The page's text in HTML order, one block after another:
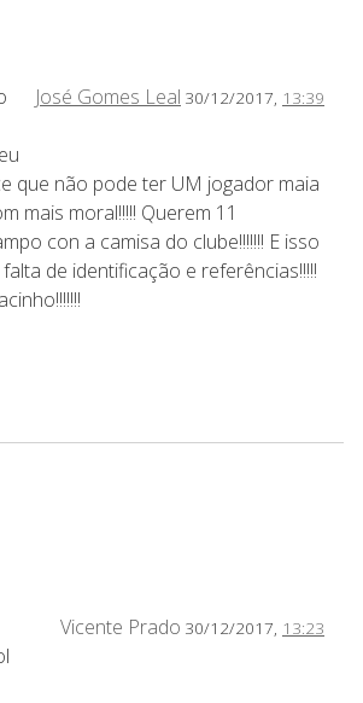
José Gomes Leal 30/12/2017, 13:39
que não pode ter UM jogador maia
mais moral!!!!! Querem 11
con a camisa do clube!!!!!!! E isso
de identificação e referências!!!!!
Vicente Prado 30/12/2017, 13:23